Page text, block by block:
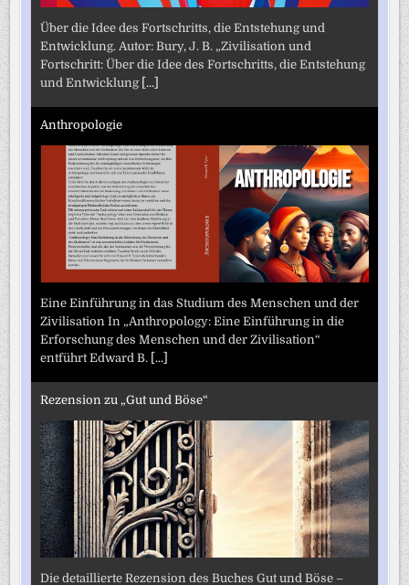
Über die Idee des Fortschritts, die Entstehung und
Entwicklung. Autor: Bury, J. B. „Zivilisation und
Fortschritt: Über die Idee des Fortschritts, die Entstehung
und Entwicklung [...]
Anthropologie
Eine Einführung in das Studium des Menschen und der
Zivilisation In „Anthropology: Eine Einführung in die
Erforschung des Menschen und der Zivilisation“
entführt Edward B.
[...]
Rezension zu „Gut und Böse“
Die detaillierte Rezension des Buches Gut und Böse –